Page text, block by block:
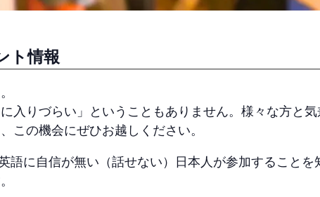
ト情報
入りづらい」ということもありません。様々な方と
この機会にぜひお越しください。
語に自信が無い（話せない）日本人が参加すること